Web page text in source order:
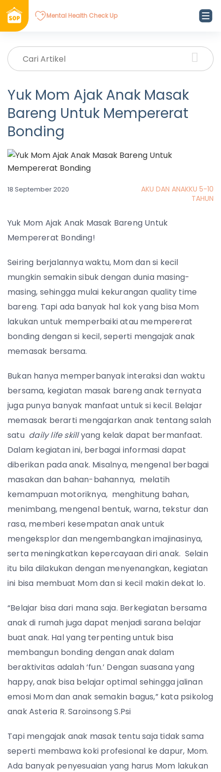
Mental Health Check Up
Yuk Mom Ajak Anak Masak
Bareng Untuk Mempererat
Bonding
18 September 2020
AKU DAN ANAKKU 5-10
TAHUN
Yuk Mom Ajak Anak Masak Bareng Untuk
Mempererat Bonding!
Seiring berjalannya waktu, Mom dan si kecil
mungkin semakin sibuk dengan dunia masing-
masing, sehingga mulai kekurangan quality time
bareng. Tapi ada banyak hal kok yang bisa Mom
lakukan untuk memperbaiki atau mempererat
bonding dengan si kecil, seperti mengajak anak
memasak bersama.
Bukan hanya memperbanyak interaksi dan waktu
bersama, kegiatan masak bareng anak ternyata
juga punya banyak manfaat untuk si kecil. Belajar
memasak berarti mengajarkan anak tentang salah
satu daily life skillyang kelak dapat bermanfaat.
Dalam kegiatan ini, berbagai informasi dapat
diberikan pada anak. Misalnya, mengenal berbagai
masakan dan bahan-bahannya, melatih
kemampuan motoriknya, menghitung bahan,
menimbang, mengenal bentuk, warna, tekstur dan
rasa, memberi kesempatan anak untuk
mengeksplor dan mengembangkan imajinasinya,
serta meningkatkan kepercayaan diri anak. Selain
itu bila dilakukan dengan menyenangkan, kegiatan
ini bisa membuat Mom dan si kecil makin dekat lo.
“Belajar bisa dari mana saja. Berkegiatan bersama
anak di rumah juga dapat menjadi sarana belajar
buat anak. Hal yang terpenting untuk bisa
membangun bonding dengan anak dalam
beraktivitas adalah ‘fun.’ Dengan suasana yang
happy, anak bisa belajar optimal sehingga jalinan
emosi Mom dan anak semakin bagus,” kata psikolog
anak Asteria R. Saroinsong S.Psi
Tapi mengajak anak masak tentu saja tidak sama
seperti membawa koki profesional ke dapur, Mom.
Ada banyak penyesuaian yang harus Mom lakukan